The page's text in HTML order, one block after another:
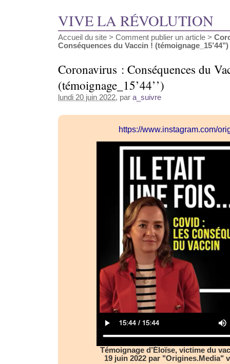
VIVE LA RÉVOLUTION
Accueil du site > Comment publier un article >
Conséquences du Vaccin ! (témoignage_15’44’’)
Coronavirus : Conséquences du
(témoignage_15’44’’)
lundi 20 juin 2022, par a_suivre
https://www.instagram.com/
Témoignage d’Éloïse, victime du
19 juin 2022 par "Origines.Media"